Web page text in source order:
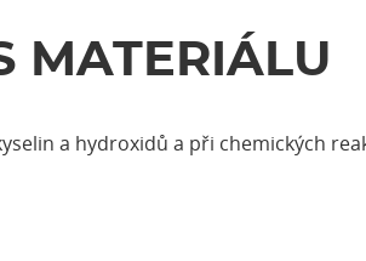
MATERIÁLU
a hydroxidů a při chemických